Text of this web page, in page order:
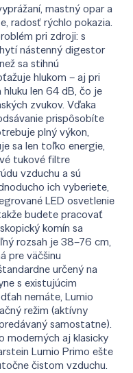
mastný opar a
radosť rýchlo pokazia.
pri zdroji: s
nástenný digestor
sa stihnú
hlukom – aj pri
len 64 dB, čo je
zvukov. Vďaka
prispôsobíte
plný výkon,
sa len toľko energie,
tukové filtre
vzduchu a sú
ich vyberiete,
LED osvetlenie
budete pracovať
komín sa
rozsah je 38–76 cm,
pre väčšinu
určený na
s existujúcim
nemáte, Lumio
režim (aktívny
samostatne).
moderných aj klasicky
Lumio Primo ešte
čistom vzduchu.